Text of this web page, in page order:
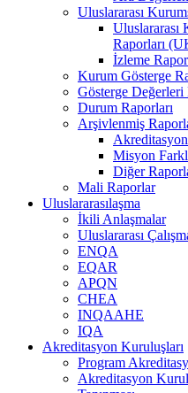
Uluslararası
Uluslararası
Raporları
İzleme
Kurum Gösterge
Gösterge Değerleri
Durum Raporları
Arşivlenmiş
Misyon
Diğer
Mali Raporlar
Uluslararasılaşma
İkili Anlaşmalar
Uluslararası
ENQA
EQAR
APQN
CHEA
INQAAHE
IQA
Akreditasyon Kuruluşları
Program
Akreditasyon